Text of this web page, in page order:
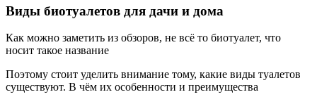
Виды биотуалетов для дачи и дома
Как можно заметить из обзоров, не всё то биотуалет, что
носит такое название
Поэтому стоит уделить внимание тому, какие виды туалетов
существуют. В чём их особенности и преимущества